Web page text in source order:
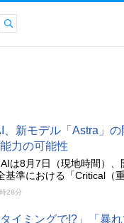
、新モデル「Astra」
力の可能性
は8月7日（現地時間）
基準における「Critical（
28分
タイミングで!?」「暴